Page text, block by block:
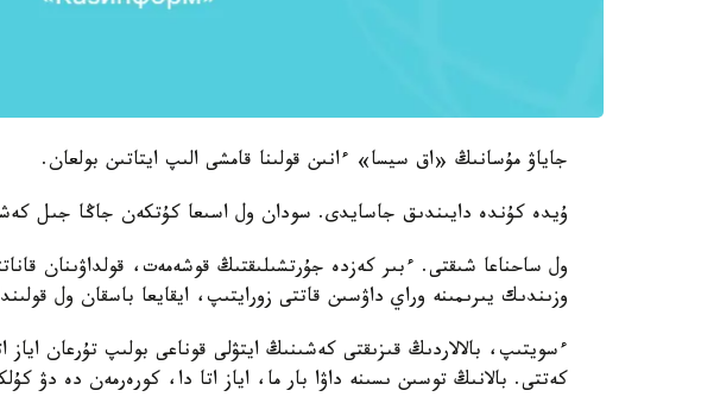
جاياۋ مۇسانىڭ «اق سيسا» ءانىن قولىنا قامشى الىپ ايتاتىن بولعان.
ۇيدە كۇندە دايىندىق جاسايدى. سودان ول اسىعا كۇتكەن جاڭا جىل
ول ساحناعا شىقتى. ءبىر كەزدە جۇرتشىلىقتىڭ قوشەمەت، قولداۋىنان
وزىندىك يىرىمىنە وراي داۋسىن قاتتى زورايتىپ، ايقايعا باسقان ول
ءسويتىپ، بالالاردىڭ قىزىقتى كەشىنىڭ ايتۋلى قوناعى بولىپ تۇرعان
كەتتى. بالانىڭ توسىن ىسىنە داۋا بار ما، اياز اتا دا، كورەرمەن دە دۋ